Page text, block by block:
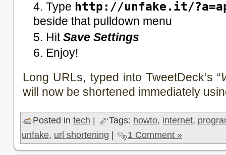
Type http://unfake.it/
beside that pulldown menu
HitSave Settings
Enjoy!
Long URLs, typed into TweetDeck’s “
will now be shortened immediately
Posted in tech Tags: howto, internet,
unfake, url shortening 1 Comment »